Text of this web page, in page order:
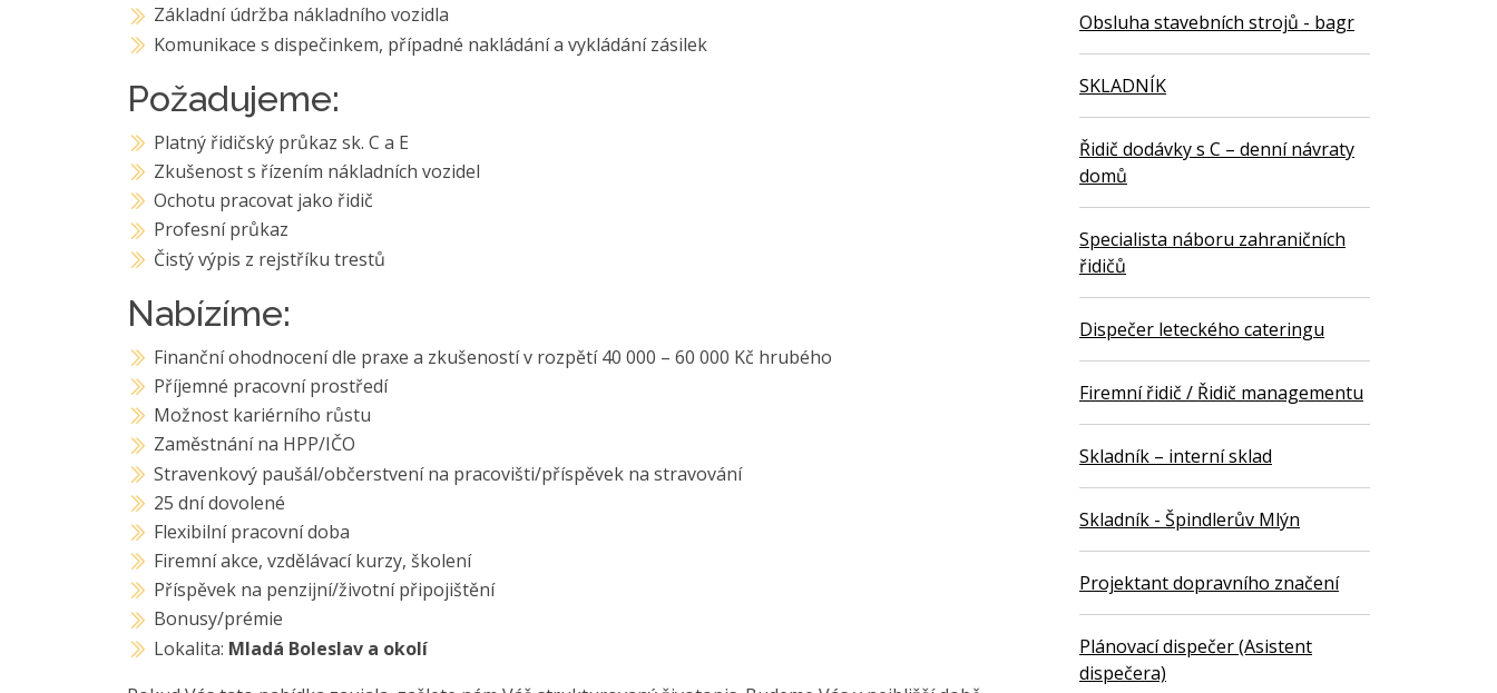
Základní údržba nákladního vozidla
Komunikace s dispečinkem, případné nakládání a vykládání zásilek
Požadujeme:
Platný řidičský průkaz sk. C a E
Zkušenost s řízením nákladních vozidel
Ochotu pracovat jako řidič
Profesní průkaz
Čistý výpis z rejstříku trestů
Nabízíme:
Finanční ohodnocení dle praxe a zkušeností v rozpětí 40 000 – 60 000 Kč hrubého
Příjemné pracovní prostředí
Možnost kariérního růstu
Zaměstnání na HPP/IČO
Stravenkový paušál/občerstvení na pracovišti/příspěvek na stravování
25 dní dovolené
Flexibilní pracovní doba
Firemní akce, vzdělávací kurzy, školení
Příspěvek na penzijní/životní připojištění
Bonusy/prémie
Lokalita: Mladá Boleslav a okolí
Obsluha stavebních strojů - bagr
SKLADNÍK
Řidič dodávky s C – denní návraty
domů
Specialista náboru zahraničních
řidičů
Dispečer leteckého cateringu
Firemní řidič / Řidič managementu
Skladník – interní sklad
Skladník - Špindlerův Mlýn
Projektant dopravního značení
Plánovací dispečer (Asistent
dispečera)